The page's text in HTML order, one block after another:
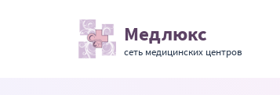
Медлюкс
сеть медицинских центров